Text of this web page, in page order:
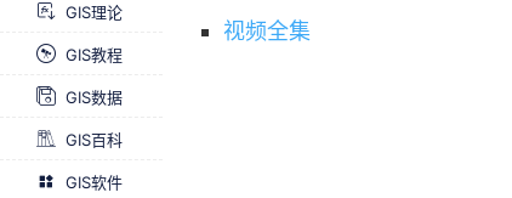
GIS理论
GIS教程
GIS数据
GIS百科
GIS软件
视频全集